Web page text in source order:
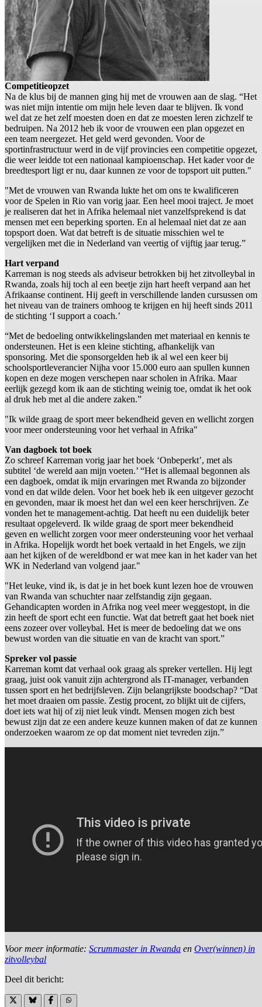
Competitieopzet
Na de klus bij de mannen ging hij met de vrouwen aan de slag. “Het
was niet mijn intentie om mijn hele leven daar te blijven. Ik vond
wel dat ze het zelf moesten doen en dat ze moesten leren zichzelf te
bedruipen. Na 2012 heb ik voor de vrouwen een plan opgezet en
een team neergezet. Het geld werd gevonden. Voor de
sportinfrastructuur werd in de vijf provincies een competitie opgezet,
die weer leidde tot een nationaal kampioenschap. Het kader voor de
breedtesport ligt er nu, daar kunnen ze voor de topsport uit putten."
"Met de vrouwen van Rwanda lukte het om ons te kwalificeren
voor de Spelen in Rio van vorig jaar. Een heel mooi traject. Je moet
je realiseren dat het in Afrika helemaal niet vanzelfsprekend is dat
mensen met een beperking sporten. En al helemaal niet dat ze aan
topsport doen. Wat dat betreft is de situatie misschien wel te
vergelijken met die in Nederland van veertig of vijftig jaar terug.”
Hart verpand
Karreman is nog steeds als adviseur betrokken bij het zitvolleybal in
Rwanda, zoals hij toch al een beetje zijn hart heeft verpand aan het
Afrikaanse continent. Hij geeft in verschillende landen cursussen om
het niveau van de trainers omhoog te krijgen en hij heeft sinds 2011
de stichting ‘I support a coach.’
“Met de bedoeling ontwikkelingslanden met materiaal en kennis te
ondersteunen. Het is een kleine stichting, afhankelijk van
sponsoring. Met die sponsorgelden heb ik al wel een keer bij
schoolsportleverancier Nijha voor 15.000 euro aan spullen kunnen
kopen en deze mogen verschepen naar scholen in Afrika. Maar
eerlijk gezegd kom ik aan de stichting weinig toe, omdat ik het ook
al druk heb met al die andere zaken.”
"Ik wilde graag de sport meer bekendheid geven en wellicht zorgen
voor meer ondersteuning voor het verhaal in Afrika"
Van dagboek tot boek
Zo schreef Karreman vorig jaar het boek ‘Onbeperkt’, met als
subtitel ‘de wereld aan mijn voeten.’ “Het is allemaal begonnen als
een dagboek, omdat ik mijn ervaringen met Rwanda zo bijzonder
vond en dat wilde delen. Voor het boek heb ik een uitgever gezocht
en gevonden, maar ik moest het dan wel een keer herschrijven. Ze
vonden het te management-achtig. Dat heeft nu een duidelijk beter
resultaat opgeleverd. Ik wilde graag de sport meer bekendheid
geven en wellicht zorgen voor meer ondersteuning voor het verhaal
in Afrika. Hopelijk wordt het boek vertaald in het Engels, we zijn
aan het kijken of de wereldbond er wat mee kan in het kader van het
WK in Nederland van volgend jaar."
"Het leuke, vind ik, is dat je in het boek kunt lezen hoe de vrouwen
van Rwanda van schuchter naar zelfstandig zijn gegaan.
Gehandicapten worden in Afrika nog veel meer weggestopt, in die
zin heeft de sport echt een functie. Wat dat betreft gaat het boek niet
eens zozeer over volleybal. Het is meer de bedoeling dat we ons
bewust worden van die situatie en van de kracht van sport.”
Spreker vol passie
Karreman komt dat verhaal ook graag als spreker vertellen. Hij legt
graag, juist ook vanuit zijn achtergrond als IT-manager, verbanden
tussen sport en het bedrijfsleven. Zijn belangrijkste boodschap? “Dat
het moet draaien om passie. Zestig procent, zo blijkt uit de cijfers,
doet iets wat hij of zij niet leuk vindt. Mensen mogen zich best
bewust zijn dat ze een andere keuze kunnen maken of dat ze kunnen
onderzoeken waarom ze op dat moment niet tevreden zijn.”
Voor meer informatie: Scrummaster in Rwanda en Over(winnen) in
zitvolleybal
Deel dit bericht: